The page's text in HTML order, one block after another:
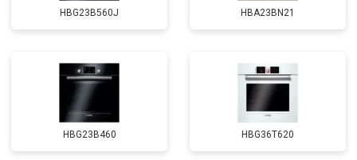
HBG23B560J HBA23BN21
HBG23B460 HBG36T620